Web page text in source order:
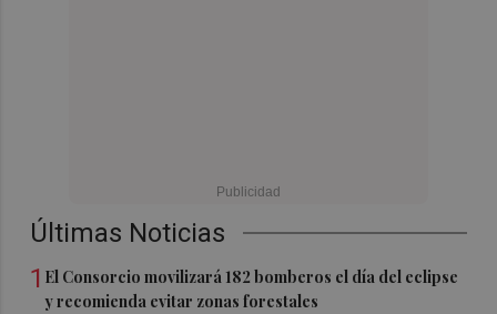
Últimas Noticias
1 El Consorcio movilizará 182 bomberos el día del eclipse
y recomienda evitar zonas forestales